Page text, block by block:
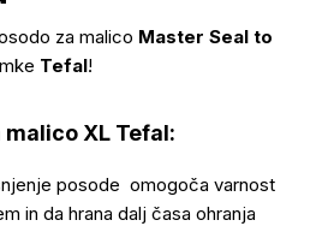
za malico Master Seal to
Tefal!
XL Tefal:
posode omogoča varnost
in da hrana dalj časa ohranja